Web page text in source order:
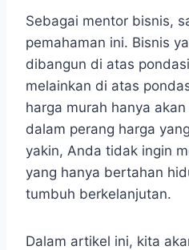
Sebagai mentor bisnis,
pemahaman ini. Bisnis
dibangun di atas
melainkan di atas
harga murah hanya
dalam perang harga
yakin, Anda tidak ingin
yang hanya bertahan
tumbuh berkelanjutan.
Dalam artikel ini, kita